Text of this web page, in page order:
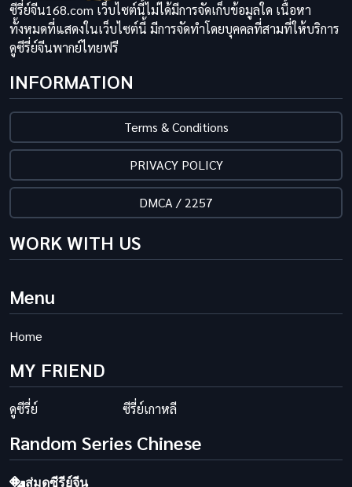
ซีรี่ย์จีน168.com เว็บไซต์นี้ไม่ได้มีการจัดเก็บข้อมูลใด เนื้อหา
ทั้งหมดที่แสดงในเว็บไซต์นี้ มีการจัดทำโดยบุคคลที่สามที่ให้บริการ
ดูซีรี่ย์จีนพากย์ไทยฟรี
INFORMATION
Terms & Conditions
PRIVACY POLICY
DMCA / 2257
WORK WITH US
Menu
Home
MY FRIEND
ดูซีรี่ย์ ซีรี่ย์เกาหลี
Random Series Chinese
สุ่มดูซีรีย์จีน